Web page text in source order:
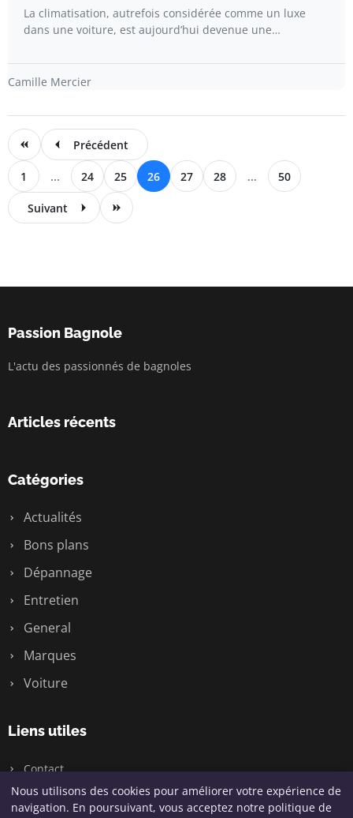
La climatisation, autrefois considérée comme un luxe
dans une voiture, est aujourd’hui devenue une…
Camille Mercier
Précédent
1 ... 24 25 26 27 28 ... 50
Suivant
Passion Bagnole
L'actu des passionnés de bagnoles
Articles récents
Catégories
Actualités
Bons plans
Dépannage
Entretien
General
Marques
Voiture
Liens utiles
Contact
Nous utilisons des cookies pour améliorer votre expérience de
navigation. En poursuivant, vous acceptez notre politique de